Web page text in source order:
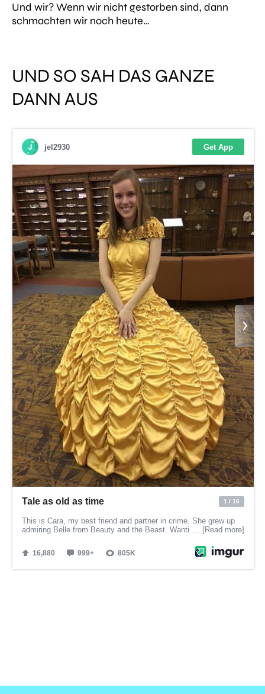
Und wir? Wenn wir nicht gestorben sind, dann
schmachten wir noch heute…
UND SO SAH DAS GANZE
DANN AUS